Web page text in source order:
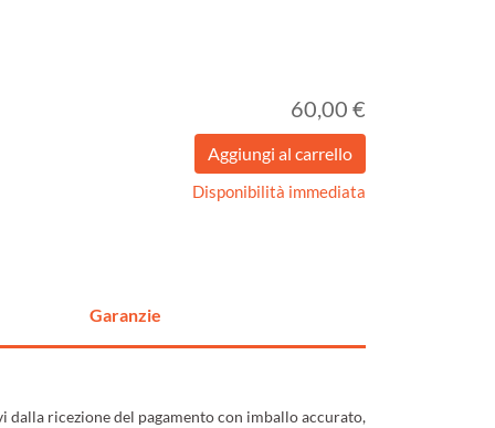
60,00 €
Disponibilità immediata
Garanzie
ricezione del pagamento con imballo accurato,